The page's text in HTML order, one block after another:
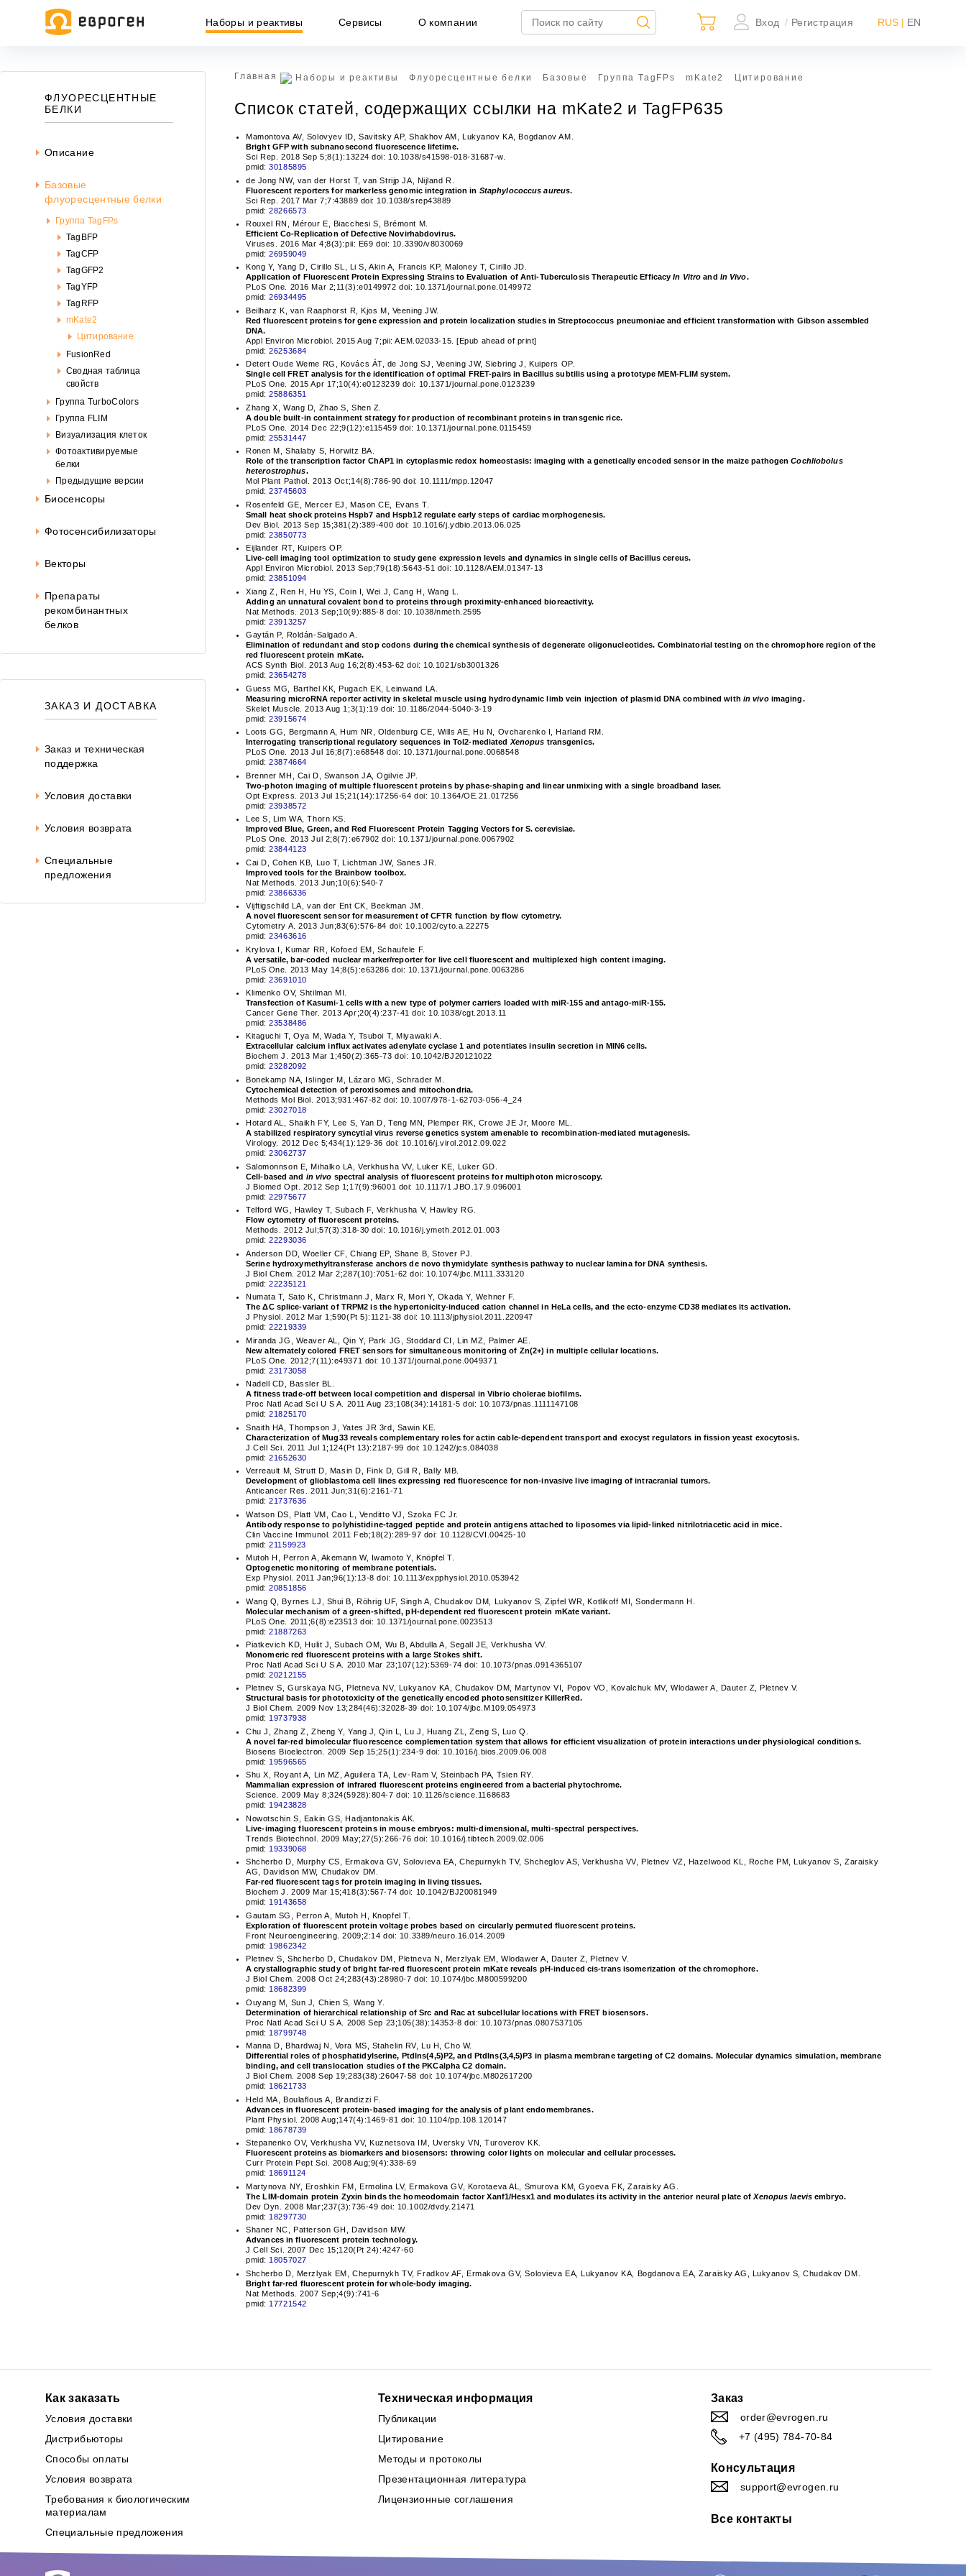
Наборы и реактивы Сервисы О компании Вход / Регистрация RUS | EN
ФЛУОРЕСЦЕНТНЫЕ
БЕЛКИ
Описание
Базовые
флуоресцентные белки
Группа TagFPs
TagBFP
TagCFP
TagGFP2
TagYFP
TagRFP
mKate2
Цитирование
FusionRed
Сводная таблица
свойств
Группа TurboColors
Группа FLIM
Визуализация клеток
Фотоактивируемые
белки
Предыдущие версии
Биосенсоры
Фотосенсибилизаторы
Векторы
Препараты
рекомбинантных
белков
ЗАКАЗ И ДОСТАВКА
Заказ и техническая
поддержка
Условия доставки
Условия возврата
Специальные
предложения
Главная Наборы и реактивы Флуоресцентные белки Базовые Группа TagFPs mKate2 Цитирование
Список статей, содержащих ссылки на mKate2 и TagFP635
Mamontova AV, Solovyev ID, Savitsky AP, Shakhov AM, Lukyanov KA, Bogdanov AM.
Bright GFP with subnanosecond fluorescence lifetime.
Sci Rep. 2018 Sep 5;8(1):13224 doi: 10.1038/s41598-018-31687-w.
pmid:30185895
de Jong NW, van der Horst T, van Strijp JA, Nijland R.
Fluorescent reporters for markerless genomic integration in Staphylococcus aureus.
Sci Rep. 2017 Mar 7;7:43889 doi: 10.1038/srep43889
pmid:28266573
Rouxel RN, Mérour E, Biacchesi S, Brémont M.
Efficient Co-Replication of Defective Novirhabdovirus.
Viruses. 2016 Mar 4;8(3):pii: E69 doi: 10.3390/v8030069
pmid:26959049
Kong Y, Yang D, Cirillo SL, Li S, Akin A, Francis KP, Maloney T, Cirillo JD.
Application of Fluorescent Protein Expressing Strains to Evaluation of Anti-Tuberculosis Therapeutic EfficacyIn Vitro and In Vivo.
PLoS One. 2016 Mar 2;11(3):e0149972 doi: 10.1371/journal.pone.0149972
pmid:26934495
Beilharz K, van Raaphorst R, Kjos M, Veening JW.
Red fluorescent proteins for gene expression and protein localization studies in Streptococcus pneumoniae and efficient transformation with Gibson assembled
DNA.
Appl Environ Microbiol. 2015 Aug 7;pii: AEM.02033-15. [Epub ahead of print]
pmid:26253684
Detert Oude Weme RG, Kovács ÁT, de Jong SJ, Veening JW, Siebring J, Kuipers OP.
Single cell FRET analysis for the identification of optimal FRET-pairs in Bacillus subtilis using a prototype MEM-FLIM system.
PLoS One. 2015 Apr 17;10(4):e0123239 doi: 10.1371/journal.pone.0123239
pmid:25886351
Zhang X, Wang D, Zhao S, Shen Z.
A double built-in containment strategy for production of recombinant proteins in transgenic rice.
PLoS One. 2014 Dec 22;9(12):e115459 doi: 10.1371/journal.pone.0115459
pmid:25531447
Ronen M, Shalaby S, Horwitz BA.
Role of the transcription factor ChAP1 in cytoplasmic redox homeostasis: imaging with a genetically encoded sensor in the maize pathogenCochliobolus
heterostrophus.
Mol Plant Pathol. 2013 Oct;14(8):786-90 doi: 10.1111/mpp.12047
pmid:23745603
Rosenfeld GE, Mercer EJ, Mason CE, Evans T.
Small heat shock proteins Hspb7 and Hspb12 regulate early steps of cardiac morphogenesis.
Dev Biol. 2013 Sep 15;381(2):389-400 doi: 10.1016/j.ydbio.2013.06.025
pmid:23850773
Eijlander RT, Kuipers OP.
Live-cell imaging tool optimization to study gene expression levels and dynamics in single cells of Bacillus cereus.
Appl Environ Microbiol. 2013 Sep;79(18):5643-51 doi: 10.1128/AEM.01347-13
pmid:23851094
Xiang Z, Ren H, Hu YS, Coin I, Wei J, Cang H, Wang L.
Adding an unnatural covalent bond to proteins through proximity-enhanced bioreactivity.
Nat Methods. 2013 Sep;10(9):885-8 doi: 10.1038/nmeth.2595
pmid:23913257
Gaytán P, Roldán-Salgado A.
Elimination of redundant and stop codons during the chemical synthesis of degenerate oligonucleotides. Combinatorial testing on the chromophore region of the
red fluorescent protein mKate.
ACS Synth Biol. 2013 Aug 16;2(8):453-62 doi: 10.1021/sb3001326
pmid:23654278
Guess MG, Barthel KK, Pugach EK, Leinwand LA.
Measuring microRNA reporter activity in skeletal muscle using hydrodynamic limb vein injection of plasmid DNA combined with in vivoimaging.
Skelet Muscle. 2013 Aug 1;3(1):19 doi: 10.1186/2044-5040-3-19
pmid:23915674
Loots GG, Bergmann A, Hum NR, Oldenburg CE, Wills AE, Hu N, Ovcharenko I, Harland RM.
Interrogating transcriptional regulatory sequences in Tol2-mediated Xenopus transgenics.
PLoS One. 2013 Jul 16;8(7):e68548 doi: 10.1371/journal.pone.0068548
pmid:23874664
Brenner MH, Cai D, Swanson JA, Ogilvie JP.
Two-photon imaging of multiple fluorescent proteins by phase-shaping and linear unmixing with a single broadband laser.
Opt Express. 2013 Jul 15;21(14):17256-64 doi: 10.1364/OE.21.017256
pmid:23938572
Lee S, Lim WA, Thorn KS.
Improved Blue, Green, and Red Fluorescent Protein Tagging Vectors for S. cerevisiae.
PLoS One. 2013 Jul 2;8(7):e67902 doi: 10.1371/journal.pone.0067902
pmid:23844123
Cai D, Cohen KB, Luo T, Lichtman JW, Sanes JR.
Improved tools for the Brainbow toolbox.
Nat Methods. 2013 Jun;10(6):540-7
pmid:23866336
Vijftigschild LA, van der Ent CK, Beekman JM.
A novel fluorescent sensor for measurement of CFTR function by flow cytometry.
Cytometry A. 2013 Jun;83(6):576-84 doi: 10.1002/cyto.a.22275
pmid:23463616
Krylova I, Kumar RR, Kofoed EM, Schaufele F.
A versatile, bar-coded nuclear marker/reporter for live cell fluorescent and multiplexed high content imaging.
PLoS One. 2013 May 14;8(5):e63286 doi: 10.1371/journal.pone.0063286
pmid:23691010
Klimenko OV, Shtilman MI.
Transfection of Kasumi-1 cells with a new type of polymer carriers loaded with miR-155 and antago-miR-155.
Cancer Gene Ther. 2013 Apr;20(4):237-41 doi: 10.1038/cgt.2013.11
pmid:23538486
Kitaguchi T, Oya M, Wada Y, Tsuboi T, Miyawaki A.
Extracellular calcium influx activates adenylate cyclase 1 and potentiates insulin secretion in MIN6 cells.
Biochem J. 2013 Mar 1;450(2):365-73 doi: 10.1042/BJ20121022
pmid:23282092
Bonekamp NA, Islinger M, Lázaro MG, Schrader M.
Cytochemical detection of peroxisomes and mitochondria.
Methods Mol Biol. 2013;931:467-82 doi: 10.1007/978-1-62703-056-4_24
pmid:23027018
Hotard AL, Shaikh FY, Lee S, Yan D, Teng MN, Plemper RK, Crowe JE Jr, Moore ML.
A stabilized respiratory syncytial virus reverse genetics system amenable to recombination-mediated mutagenesis.
Virology. 2012 Dec 5;434(1):129-36 doi: 10.1016/j.virol.2012.09.022
pmid:23062737
Salomonnson E, Mihalko LA, Verkhusha VV, Luker KE, Luker GD.
Cell-based and in vivo spectral analysis of fluorescent proteins for multiphoton microscopy.
J Biomed Opt. 2012 Sep 1;17(9):96001 doi: 10.1117/1.JBO.17.9.096001
pmid:22975677
Telford WG, Hawley T, Subach F, Verkhusha V, Hawley RG.
Flow cytometry of fluorescent proteins.
Methods. 2012 Jul;57(3):318-30 doi: 10.1016/j.ymeth.2012.01.003
pmid:22293036
Anderson DD, Woeller CF, Chiang EP, Shane B, Stover PJ.
Serine hydroxymethyltransferase anchors de novo thymidylate synthesis pathway to nuclear lamina for DNA synthesis.
J Biol Chem. 2012 Mar 2;287(10):7051-62 doi: 10.1074/jbc.M111.333120
pmid:22235121
Numata T, Sato K, Christmann J, Marx R, Mori Y, Okada Y, Wehner F.
The ΔC splice-variant of TRPM2 is the hypertonicity-induced cation channel in HeLa cells, and the ecto-enzyme CD38 mediates its activation.
J Physiol. 2012 Mar 1;590(Pt 5):1121-38 doi: 10.1113/jphysiol.2011.220947
pmid:22219339
Miranda JG, Weaver AL, Qin Y, Park JG, Stoddard CI, Lin MZ, Palmer AE.
New alternately colored FRET sensors for simultaneous monitoring of Zn(2+) in multiple cellular locations.
PLoS One. 2012;7(11):e49371 doi: 10.1371/journal.pone.0049371
pmid:23173058
Nadell CD, Bassler BL.
A fitness trade-off between local competition and dispersal in Vibrio cholerae biofilms.
Proc Natl Acad Sci U S A. 2011 Aug 23;108(34):14181-5 doi: 10.1073/pnas.1111147108
pmid:21825170
Snaith HA, Thompson J, Yates JR 3rd, Sawin KE.
Characterization of Mug33 reveals complementary roles for actin cable-dependent transport and exocyst regulators in fission yeast exocytosis.
J Cell Sci. 2011 Jul 1;124(Pt 13):2187-99 doi: 10.1242/jcs.084038
pmid:21652630
Verreault M, Strutt D, Masin D, Fink D, Gill R, Bally MB.
Development of glioblastoma cell lines expressing red fluorescence for non-invasive live imaging of intracranial tumors.
Anticancer Res. 2011 Jun;31(6):2161-71
pmid:21737636
Watson DS, Platt VM, Cao L, Venditto VJ, Szoka FC Jr.
Antibody response to polyhistidine-tagged peptide and protein antigens attached to liposomes via lipid-linked nitrilotriacetic acid in mice.
Clin Vaccine Immunol. 2011 Feb;18(2):289-97 doi: 10.1128/CVI.00425-10
pmid:21159923
Mutoh H, Perron A, Akemann W, Iwamoto Y, Knöpfel T.
Optogenetic monitoring of membrane potentials.
Exp Physiol. 2011 Jan;96(1):13-8 doi: 10.1113/expphysiol.2010.053942
pmid:20851856
Wang Q, Byrnes LJ, Shui B, Röhrig UF, Singh A, Chudakov DM, Lukyanov S, Zipfel WR, Kotlikoff MI, Sondermann H.
Molecular mechanism of a green-shifted, pH-dependent red fluorescent protein mKate variant.
PLoS One. 2011;6(8):e23513 doi: 10.1371/journal.pone.0023513
pmid:21887263
Piatkevich KD, Hulit J, Subach OM, Wu B, Abdulla A, Segall JE, Verkhusha VV.
Monomeric red fluorescent proteins with a large Stokes shift.
Proc Natl Acad Sci U S A. 2010 Mar 23;107(12):5369-74 doi: 10.1073/pnas.0914365107
pmid:20212155
Pletnev S, Gurskaya NG, Pletneva NV, Lukyanov KA, Chudakov DM, Martynov VI, Popov VO, Kovalchuk MV, Wlodawer A, Dauter Z, Pletnev V.
Structural basis for phototoxicity of the genetically encoded photosensitizer KillerRed.
J Biol Chem. 2009 Nov 13;284(46):32028-39 doi: 10.1074/jbc.M109.054973
pmid:19737938
Chu J, Zhang Z, Zheng Y, Yang J, Qin L, Lu J, Huang ZL, Zeng S, Luo Q.
A novel far-red bimolecular fluorescence complementation system that allows for efficient visualization of protein interactions under physiological conditions.
Biosens Bioelectron. 2009 Sep 15;25(1):234-9 doi: 10.1016/j.bios.2009.06.008
pmid: 19596565
Shu X, Royant A, Lin MZ, Aguilera TA, Lev-Ram V, Steinbach PA, Tsien RY.
Mammalian expression of infrared fluorescent proteins engineered from a bacterial phytochrome.
Science. 2009 May 8;324(5928):804-7 doi: 10.1126/science.1168683
pmid:19423828
Nowotschin S, Eakin GS, Hadjantonakis AK.
Live-imaging fluorescent proteins in mouse embryos: multi-dimensional, multi-spectral perspectives.
Trends Biotechnol. 2009 May;27(5):266-76 doi: 10.1016/j.tibtech.2009.02.006
pmid: 19339068
Shcherbo D, Murphy CS, Ermakova GV, Solovieva EA, Chepurnykh TV, Shcheglov AS, Verkhusha VV, Pletnev VZ, Hazelwood KL, Roche PM, Lukyanov S, Zaraisky
AG, Davidson MW, Chudakov DM.
Far-red fluorescent tags for protein imaging in living tissues.
Biochem J. 2009 Mar 15;418(3):567-74 doi: 10.1042/BJ20081949
pmid: 19143658
Gautam SG, Perron A, Mutoh H, Knopfel T.
Exploration of fluorescent protein voltage probes based on circularly permuted fluorescent proteins.
Front Neuroengineering. 2009;2:14 doi: 10.3389/neuro.16.014.2009
pmid: 19862342
Pletnev S, Shcherbo D, Chudakov DM, Pletneva N, Merzlyak EM, Wlodawer A, Dauter Z, Pletnev V.
A crystallographic study of bright far-red fluorescent protein mKate reveals pH-induced cis-trans isomerization of the chromophore.
J Biol Chem. 2008 Oct 24;283(43):28980-7 doi: 10.1074/jbc.M800599200
pmid: 18682399
Ouyang M, Sun J, Chien S, Wang Y.
Determination of hierarchical relationship of Src and Rac at subcellular locations with FRET biosensors.
Proc Natl Acad Sci U S A. 2008 Sep 23;105(38):14353-8 doi: 10.1073/pnas.0807537105
pmid: 18799748
Manna D, Bhardwaj N, Vora MS, Stahelin RV, Lu H, Cho W.
Differential roles of phosphatidylserine, PtdIns(4,5)P2, and PtdIns(3,4,5)P3 in plasma membrane targeting of C2 domains. Molecular dynamics simulation, membrane
binding, and cell translocation studies of the PKCalpha C2 domain.
J Biol Chem. 2008 Sep 19;283(38):26047-58 doi: 10.1074/jbc.M802617200
pmid: 18621733
Held MA, Boulaflous A, Brandizzi F.
Advances in fluorescent protein-based imaging for the analysis of plant endomembranes.
Plant Physiol. 2008 Aug;147(4):1469-81 doi: 10.1104/pp.108.120147
pmid: 18678739
Stepanenko OV, Verkhusha VV, Kuznetsova IM, Uversky VN, Turoverov KK.
Fluorescent proteins as biomarkers and biosensors: throwing color lights on molecular and cellular processes.
Curr Protein Pept Sci. 2008 Aug;9(4):338-69
pmid: 18691124
Martynova NY, Eroshkin FM, Ermolina LV, Ermakova GV, Korotaeva AL, Smurova KM, Gyoeva FK, Zaraisky AG.
The LIM-domain protein Zyxin binds the homeodomain factor Xanf1/Hesx1 and modulates its activity in the anterior neural plate ofXenopus laevis embryo.
Dev Dyn. 2008 Mar;237(3):736-49 doi: 10.1002/dvdy.21471
pmid: 18297730
Shaner NC, Patterson GH, Davidson MW.
Advances in fluorescent protein technology.
J Cell Sci. 2007 Dec 15;120(Pt 24):4247-60
pmid: 18057027
Shcherbo D, Merzlyak EM, Chepurnykh TV, Fradkov AF, Ermakova GV, Solovieva EA, Lukyanov KA, Bogdanova EA, Zaraisky AG, Lukyanov S, Chudakov DM.
Bright far-red fluorescent protein for whole-body imaging.
Nat Methods. 2007 Sep;4(9):741-6
pmid: 17721542
Как заказать
Условия доставки
Дистрибьюторы
Способы оплаты
Условия возврата
Требования к биологическим
материалам
Специальные предложения
Техническая информация
Публикации
Цитирование
Методы и протоколы
Презентационная литература
Лицензионные соглашения
Заказ
order@evrogen.ru
+7 (495) 784-70-84
Консультация
support@evrogen.ru
Все контакты
Информация, представленная на сайте, носит исключительно
офертой, определяемой положениями статьи 437 ГК РФ.
Окончательная цена товара указывается в документе на оплату товара.
Закрыть